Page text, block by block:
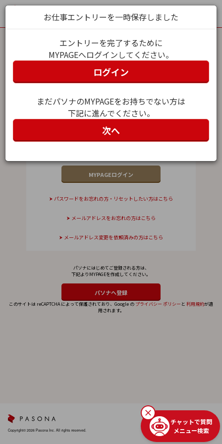
MYPAGEログイン
パスワード
パスワードをお忘れの方・リセットしたい方はこちら
メールアドレスをお忘れの方はこちら
メールアドレス変更を依頼済みの方はこちら
パソナにはじめてご登録される方は、
下記よりMYPAGEを作成してください。
このサイトは reCAPTCHA によって保護されており、Google の プライバシー ポリシー と 利用規約が適
用されます。
お仕事エントリーを一時保存しました
エントリーを完了するために
MYPAGEへログインしてください。
ログイン
まだパソナのMYPAGEをお持ちでない方は
下記に進んでください。
次へ
Copyright© 2026 Pasona Inc. All rights reserved.
チャットで質問
メニュー検索